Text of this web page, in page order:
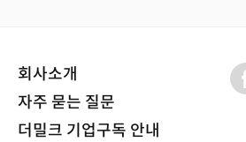
회사소개
자주 묻는 질문
더밀크 기업구독 안내